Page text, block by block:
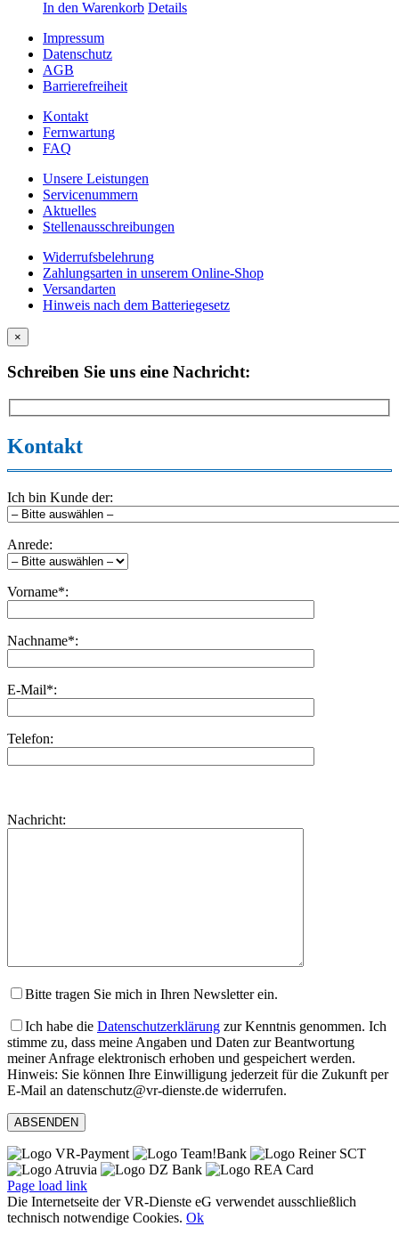
In den Warenkorb Details
Impressum
Datenschutz
AGB
Barrierefreiheit
Kontakt
Fernwartung
FAQ
Unsere Leistungen
Servicenummern
Aktuelles
Stellenausschreibungen
Widerrufsbelehrung
Zahlungsarten in unserem Online-Shop
Versandarten
Hinweis nach dem Batteriegesetz
×
Schreiben Sie uns eine Nachricht:
Kontakt
Ich bin Kunde der:
Anrede:
Vorname*:
Nachname*:
E-Mail*:
Telefon:
dieses
lasse
Nachricht:
Bitte tragen Sie mich in Ihren Newsletter ein.
Ich habe die Datenschutzerklärung zur Kenntnis genommen. Ich
stimme zu, dass meine Angaben und Daten zur Beantwortung
meiner Anfrage elektronisch erhoben und gespeichert werden.
Hinweis: Sie können Ihre Einwilligung jederzeit für die Zukunft per
E-Mail an datenschutz@vr-dienste.de widerrufen.
Page load link
Die Internetseite der VR-Dienste eG verwendet ausschließlich
technisch notwendige Cookies. Ok